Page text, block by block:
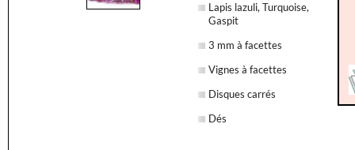
Lapis lazuli, Turquoise,
Gaspit
3 mm à facettes
Vignes à facettes
Disques carrés
Dés